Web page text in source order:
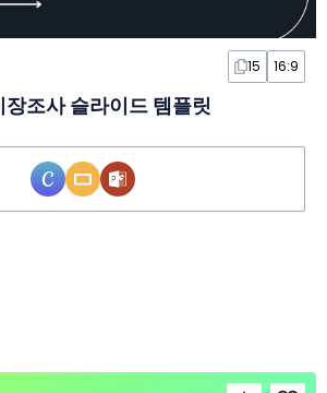
15 16:9
조사 슬라이드 템플릿